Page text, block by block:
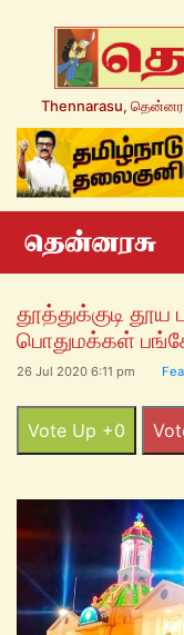
Thennarasu,
தூத்துக்குடி தூய
பொதுமக்கள்
26 Jul 2020 6:11 pm
Vote Up +0